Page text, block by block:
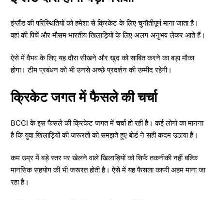
इंग्लैंड की परिस्थितियों को हमेशा से क्रिकेट के लिए चुनौतीपूर्ण माना जाता है।
वहां की पिचें और मौसम भारतीय खिलाड़ियों के लिए अलग अनुभव लेकर आते हैं।
ऐसे में वैभव के लिए यह दौरा सीखने और खुद को साबित करने का बड़ा मौका
होगा। टीम प्रबंधन को भी उनसे अच्छे प्रदर्शन की उम्मीद रहेगी।
क्रिकेट जगत में फैसले की चर्चा
BCCI के इस फैसले की क्रिकेट जगत में चर्चा हो रही है। कई लोगों का मानना
है कि युवा खिलाड़ियों की जरूरतों को समझते हुए बोर्ड ने सही कदम उठाया है।
कम उम्र में बड़े स्तर पर खेलने वाले खिलाड़ियों को सिर्फ तकनीकी नहीं बल्कि
मानसिक सहयोग की भी जरूरत होती है। ऐसे में यह फैसला काफी अहम माना जा
रहा है।